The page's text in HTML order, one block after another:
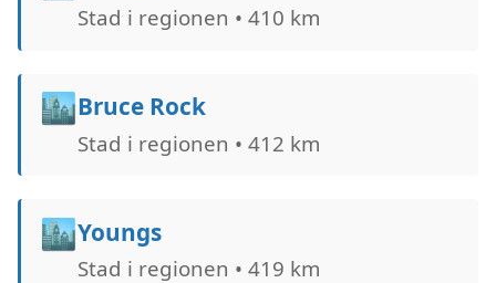
Stad i regionen • 410 km
🏙️Bruce Rock
Stad i regionen • 412 km
🏙️Youngs
Stad i regionen • 419 km